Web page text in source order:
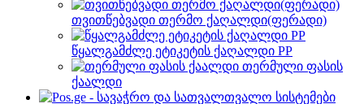
თვითწებვადი თერმო ქაღალდი(ფერადი)
წყალგამძლე ეტიკეტის ქაღალდი PP
თერმული ფასის
ქაალდი